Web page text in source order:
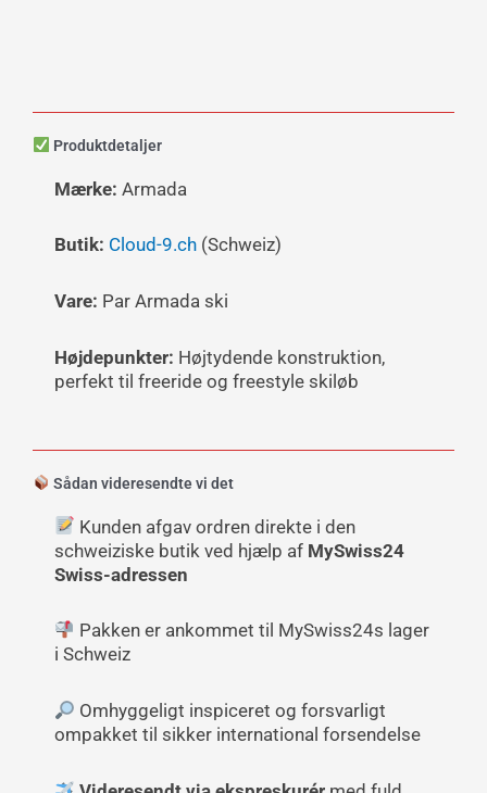
Produktdetaljer
Mærke: Armada
Butik: Cloud-9.ch (Schweiz)
Vare: Par Armada ski
Højdepunkter: Højtydende konstruktion,
perfekt til freeride og freestyle skiløb
Sådan videresendte vi det
Kunden afgav ordren direkte i den
schweiziske butik ved hjælp af MySwiss24
Swiss-adressen
Pakken er ankommet til MySwiss24s lager
i Schweiz
Omhyggeligt inspiceret og forsvarligt
ompakket til sikker international forsendelse